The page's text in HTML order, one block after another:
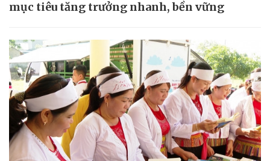
mục tiêu tăng trưởng nhanh, bền vững